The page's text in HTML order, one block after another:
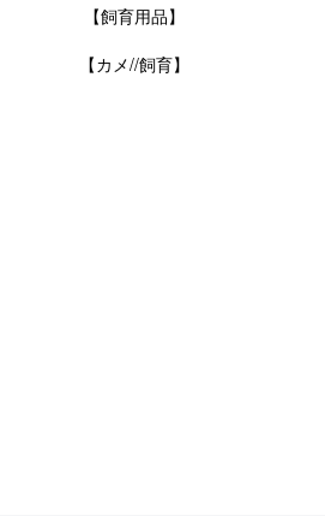
【飼育用品】
【カメ//飼育】